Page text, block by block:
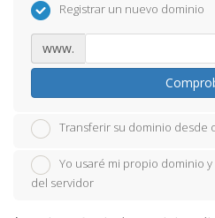
Registrar un nuevo dominio
www.
Transferir su dominio desde
Yo usaré mi propio dominio
del servidor